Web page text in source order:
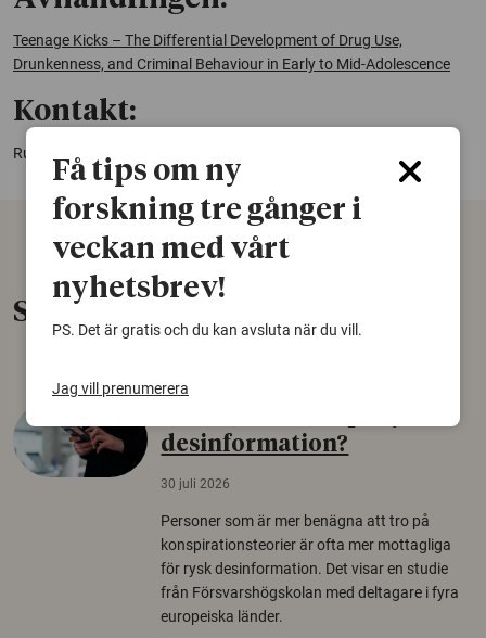
Teenage Kicks – The Differential Development of Drug Use,
Drunkenness, and Criminal Behaviour in Early to Mid-Adolescence
Kontakt:
Russel Turner,
Senaste nytt
desinformation?
30 juli 2026
Personer som är mer benägna att tro på
konspirationsteorier är ofta mer mottagliga
för rysk desinformation. Det visar en studie
från Försvarshögskolan med deltagare i fyra
europeiska länder.
Få tips om ny
forskning tre gånger i
veckan med vårt
nyhetsbrev!
PS. Det är gratis och du kan avsluta när du vill.
Jag vill prenumerera